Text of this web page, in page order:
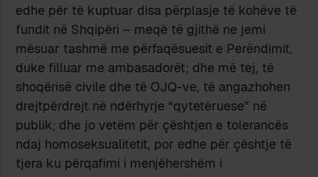
edhe për të kuptuar disa përplasje të kohëve të
fundit në Shqipëri – meqë të gjithë ne jemi
mësuar tashmë me përfaqësuesit e Perëndimit,
duke filluar me ambasadorët; dhe më tej, të
shoqërisë civile dhe të OJQ-ve, të angazhohen
drejtpërdrejt në ndërhyrje “qytetëruese” në
publik; dhe jo vetëm për çështjen e tolerancës
ndaj homoseksualitetit, por edhe për çështje të
tjera ku përqafimi i menjëhershëm i